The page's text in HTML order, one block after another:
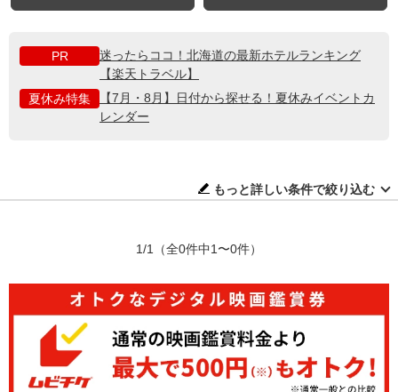
PR
迷ったらココ！北海道の最新ホテルランキング
【楽天トラベル】
夏休み特集
【7月・8月】日付から探せる！夏休みイベントカ
レンダー
もっと詳しい条件で絞り込む
1/1 （全0件中1〜0件）